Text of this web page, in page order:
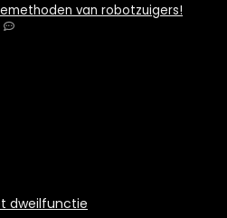
van robotzuigers!
dweilfunctie